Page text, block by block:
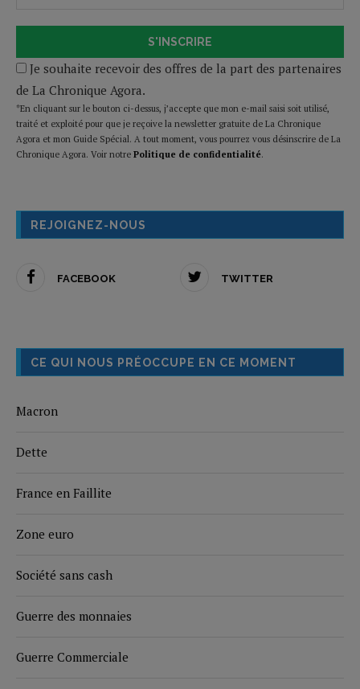
S'INSCRIRE
Je souhaite recevoir des offres de la part des partenaires
de La Chronique Agora.
*En cliquant sur le bouton ci-dessus, j’accepte que mon e-mail saisi soit utilisé,
traité et exploité pour que je reçoive la newsletter gratuite de La Chronique
Agora et mon Guide Spécial. A tout moment, vous pourrez vous désinscrire de La
Chronique Agora. Voir notre Politique de confidentialité.
REJOIGNEZ-NOUS
FACEBOOK TWITTER
CE QUI NOUS PRÉOCCUPE EN CE MOMENT
Macron
Dette
France en Faillite
Zone euro
Société sans cash
Guerre des monnaies
Guerre Commerciale